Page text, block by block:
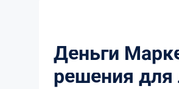
Деньги
решения